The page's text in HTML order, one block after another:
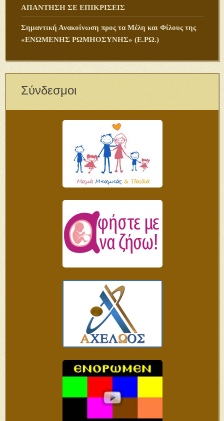
ΑΠΑΝΤΗΣΗ ΣΕ ΕΠΙΚΡΙΣΕΙΣ
Σημαντική Ανακοίνωση προς τα Μέλη και Φίλους της
«ΕΝΩΜΕΝΗΣ ΡΩΜΗΟΣΥΝΗΣ» (Ε.ΡΩ.)
Σύνδεσμοι